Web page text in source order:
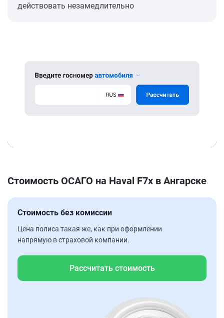
действовать незамедлительно
Стоимость ОСАГО на Haval F7x в Ангарске
Стоимость без комиссии
Цена полиса такая же, как при оформлении
напрямую в страховой компании.
Рассчитать стоимость